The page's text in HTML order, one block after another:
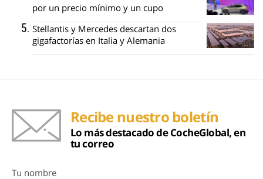
por un precio mínimo y un cupo
Stellantis y Mercedes descartan dos
gigafactorías en Italia y Alemania
Recibe nuestro boletín
Lo más destacado de CocheGlobal, en
tu correo
Tu nombre